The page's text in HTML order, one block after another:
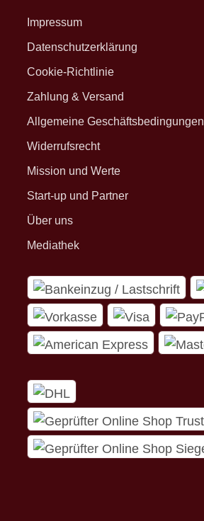
Impressum
Datenschutzerklärung
Cookie-Richtlinie
Zahlung & Versand
Allgemeine Geschäftsbedingungen
Widerrufsrecht
Mission und Werte
Start-up und Partner
Über uns
Mediathek